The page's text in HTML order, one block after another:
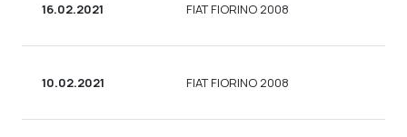
16.02.2021 FIAT FIORINO 2008
10.02.2021 FIAT FIORINO 2008